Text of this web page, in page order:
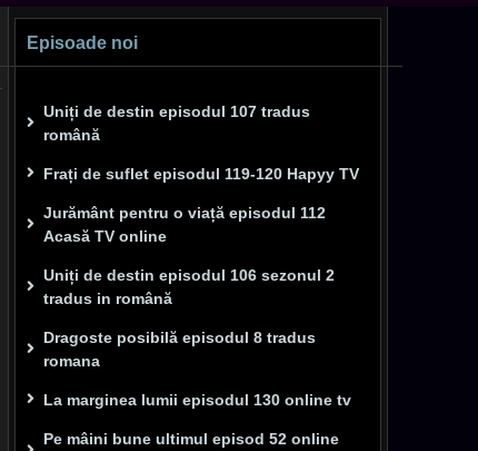
Episoade noi
Uniți de destin episodul 107 tradus
română
Frați de suflet episodul 119-120 Hapyy TV
Jurământ pentru o viață episodul 112
Acasă TV online
Uniți de destin episodul 106 sezonul 2
tradus in română
Dragoste posibilă episodul 8 tradus
romana
La marginea lumii episodul 130 online tv
Pe mâini bune ultimul episod 52 online